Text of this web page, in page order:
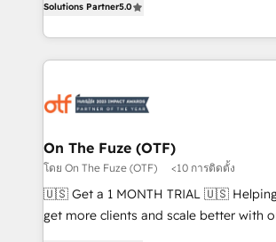
expertise. - A team of 250+ experts dedicated to
your resilient growth.
customer platform and operationalize
Loop Marketing framework through
services, smart agents, and purpose-
results, fast. ⚙️CRM & RevOps: Align all Hubs to your
🎯Demand Gen & ABM: Drive pipeline
ABM, AEO, SEO, & paid media. 👩‍💻Web Design:
Build high-performing websites with UX,
& conversion strategy that drive results. 🤖AI
Solutions Partner5.0
On The Fuze (OTF)
โดย On The Fuze (OTF) <10 การติดตั้ง
🇺🇸 Get a 1 MONTH TRIAL 🇺🇸 Helping lean teams
get more clients and scale better with